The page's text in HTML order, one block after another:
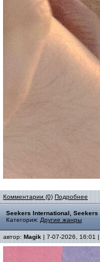
Комментарии (0) Подробнее
Seekers International, Seekers
Категория: Другие жанры
автор: Magik | 7-07-2026, 16:01